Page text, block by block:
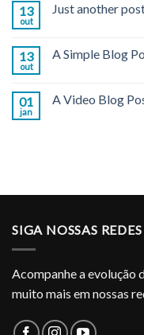
13
out
Just another
13
out
A Simple Blog
01
jan
A Video Blog
SIGA NOSSAS REDES
Acompanhe a evolução
muito mais em nossas